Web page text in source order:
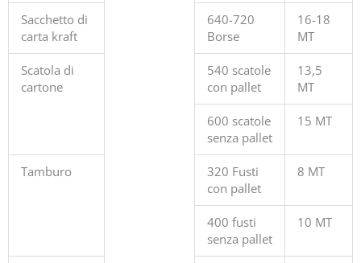
Sacchetto di
carta kraft
640-720
Borse
16-18
MT
Scatola di
cartone
540 scatole
con pallet
13,5
MT
600 scatole
senza pallet
15 MT
Tamburo
320 Fusti
con pallet
8 MT
400 fusti
senza pallet
10 MT